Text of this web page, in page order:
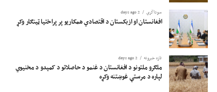
سوداگري 2 days ago
افغانستان او ازبکستان د اقتصادي همکاریو پر پراختیا ټینګار وکړ
تازه خبرونه 2 days ago
ملګرو ملتونو د افغانستان د غنمو د حاصلاتو د کمېدو د مخنیوي
لپاره د مرستې غوښتنه وکړه